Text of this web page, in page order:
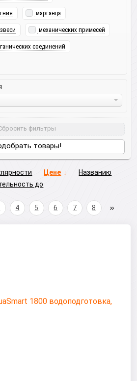
марганца
механических примесей
соединений
товары!
фильтры
Цене
Названию
до
4 5 6 7 8